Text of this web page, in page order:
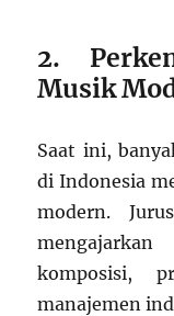
2.
Musik
Saat ini,
di Indonesia
modern.
komposisi,
manajemen